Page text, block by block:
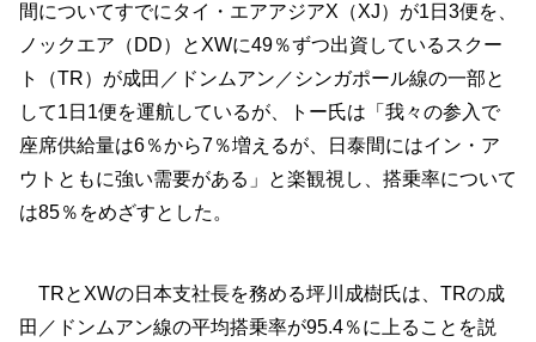
間についてすでにタイ・エアアジアX（XJ）が1日3便を、
ノックエア（DD）とXWに49％ずつ出資しているスクー
ト（TR）が成田／ドンムアン／シンガポール線の一部と
して1日1便を運航しているが、トー氏は「我々の参入で
座席供給量は6％から7％増えるが、日泰間にはイン・ア
ウトともに強い需要がある」と楽観視し、搭乗率について
は85％をめざすとした。
TRとXWの日本支社長を務める坪川成樹氏は、TRの成
田／ドンムアン線の平均搭乗率が95.4％に上ることを説